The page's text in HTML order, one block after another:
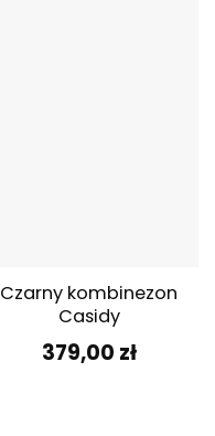
Czarny kombinezon
Casidy
379,00 zł